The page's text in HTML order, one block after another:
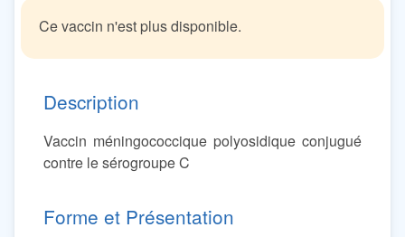
Ce vaccin n'est plus disponible.
Description
Vaccin méningococcique polyosidique conjugué
contre le sérogroupe C
Forme et Présentation